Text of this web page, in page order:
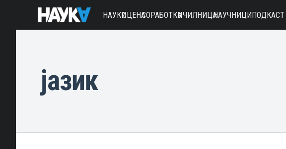
НАУКИСЦЕНАСОРАБОТКИУЧИЛНИЦАНАУЧНИЦИПОДКАСТ
јазик